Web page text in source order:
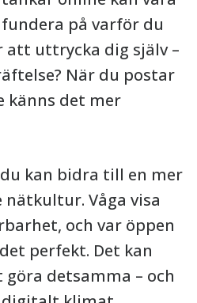
på varför du
att uttrycka dig själv –
När du postar
känns det mer
kan bidra till en mer
Våga visa
och var öppen
perfekt. Det kan
detsamma – och